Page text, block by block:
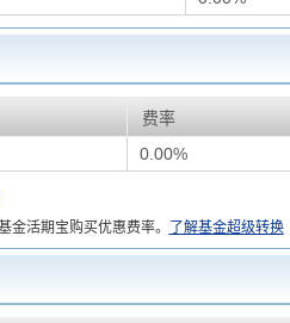
费率
0.00%
金活期宝购买优惠费率。
了解基金超级转换